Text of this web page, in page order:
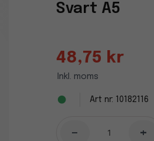
Svart A5
48,75 kr
Inkl. moms
10182116
- +